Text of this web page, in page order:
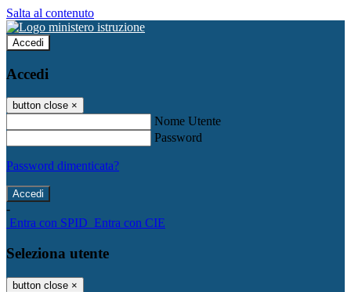
Salta al contenuto
Accedi
Accedi
button close ×
Nome Utente
Password
Password dimenticata?
-
Entra con SPID Entra con CIE
Seleziona utente
button close ×